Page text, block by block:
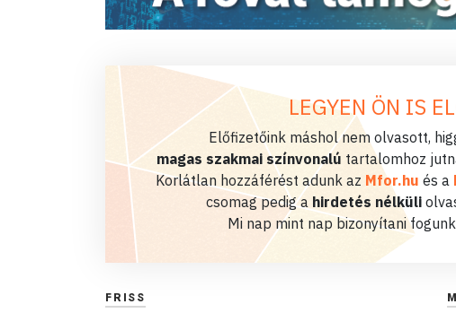
LEGYEN ÖN IS
Előfizetőink máshol nem olvasott,
magas szakmai színvonalú tartalomhoz
Korlátlan hozzáférést adunk az Mfor.hu és a
csomag pedig a hirdetés nélküli
Mi nap mint nap bizonyítani
FRISS